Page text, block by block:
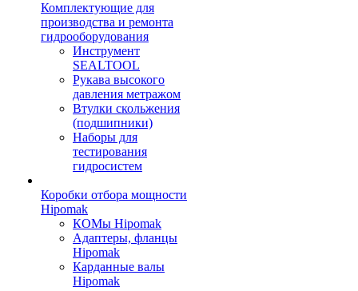
Комплектующие для
производства и ремонта
гидрооборудования
Инструмент
SEALTOOL
Рукава высокого
давления метражом
Втулки скольжения
(подшипники)
Наборы для
тестирования
гидросистем
Коробки отбора мощности
Hipomak
КОМы Hipomak
Адаптеры, фланцы
Hipomak
Карданные валы
Hipomak